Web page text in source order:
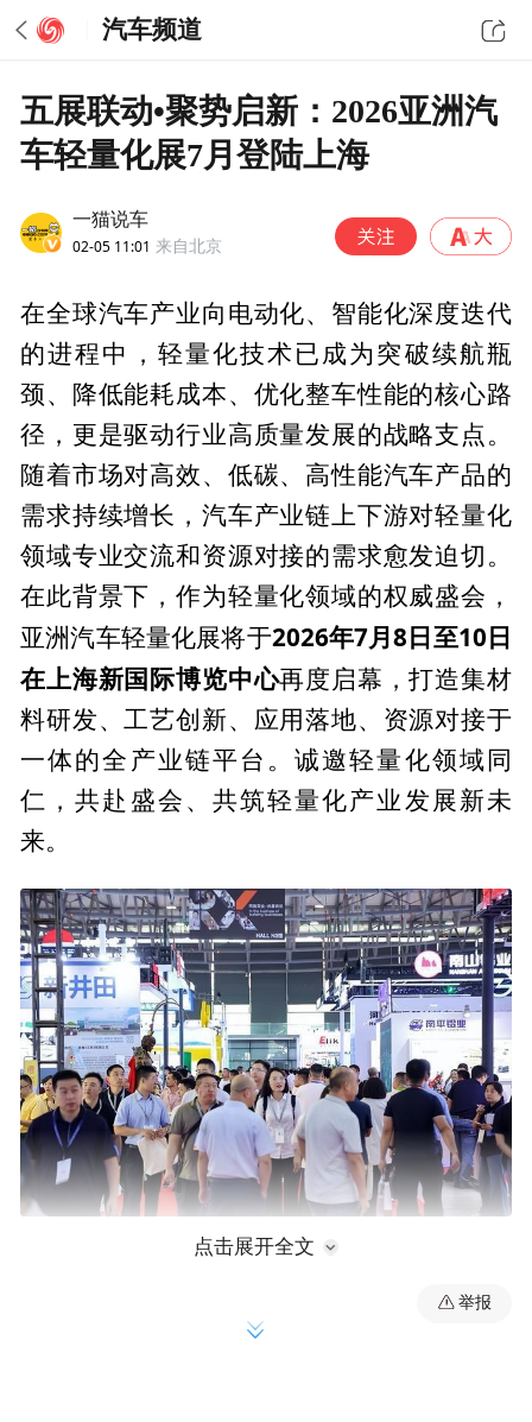
汽车频道
五展联动•聚势启新：2026亚洲汽
车轻量化展7月登陆上海
一猫说车
02-05 11:01 来自北京
在全球汽车产业向电动化、智能化深度迭代
的进程中，轻量化技术已成为突破续航瓶
颈、降低能耗成本、优化整车性能的核心路
径，更是驱动行业高质量发展的战略支点。
随着市场对高效、低碳、高性能汽车产品的
需求持续增长，汽车产业链上下游对轻量化
领域专业交流和资源对接的需求愈发迫切。
在此背景下，作为轻量化领域的权威盛会，
亚洲汽车轻量化展将于2026年7月8日至10日
在上海新国际博览中心再度启幕，打造集材
料研发、工艺创新、应用落地、资源对接于
一体的全产业链平台。诚邀轻量化领域同
仁，共赴盛会、共筑轻量化产业发展新未
来。
五展联动，多材料协同赋能
点击展开全文
举报